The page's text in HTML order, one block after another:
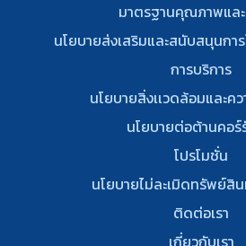
มาตรฐานคุณภาพแล
นโยบายส่งเสริมและสนับสนุนกา
การบริการ
นโยบายสิ่งเเวดล้อมและค
นโยบายต่อต้านคอ
โปรโมชั่น
นโยบายไม่ละเมิดทรัพย์
ติดต่อเรา